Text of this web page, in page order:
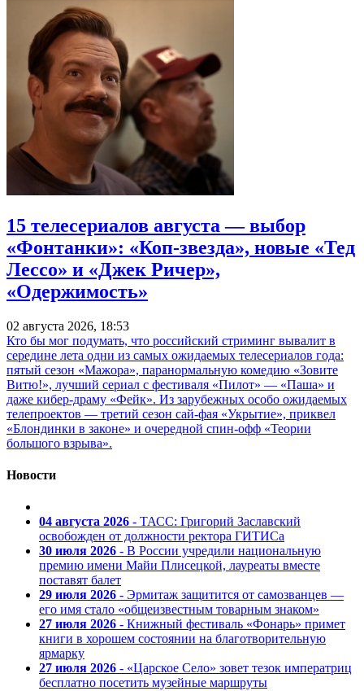
15 телесериалов августа — выбор
«Фонтанки»: «Коп-звезда», новые «Тед
Лессо» и «Джек Ричер»,
«Одержимость»
02 августа 2026, 18:53
Кто бы мог подумать, что российский стриминг вывалит в
середине лета одни из самых ожидаемых телесериалов года:
пятый сезон «Мажора», паранормальную комедию «Зовите
Витю!», лучший сериал с фестиваля «Пилот» — «Паша» и
даже кибер-драму «Фейк». Из зарубежных особо ожидаемых
телепроектов — третий сезон сай-фая «Укрытие», приквел
«Блондинки в законе» и очередной спин-офф «Теории
большого взрыва».
Новости
04 августа 2026 - ТАСС: Григорий Заславский
освобожден от должности ректора ГИТИСа
30 июля 2026 - В России учредили национальную
премию имени Майи Плисецкой, лауреаты вместе
поставят балет
29 июля 2026 - Эрмитаж защитится от самозванцев —
его имя стало «общеизвестным товарным знаком»
27 июля 2026 - Книжный фестиваль «Фонарь» примет
книги в хорошем состоянии на благотворительную
ярмарку
27 июля 2026 - «Царское Село» зовет тезок императриц
бесплатно посетить музейные маршруты